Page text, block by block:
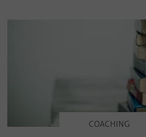
COACHING